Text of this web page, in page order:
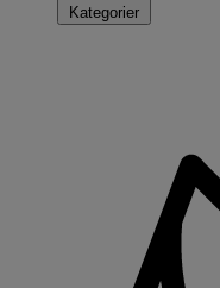
Kategorier